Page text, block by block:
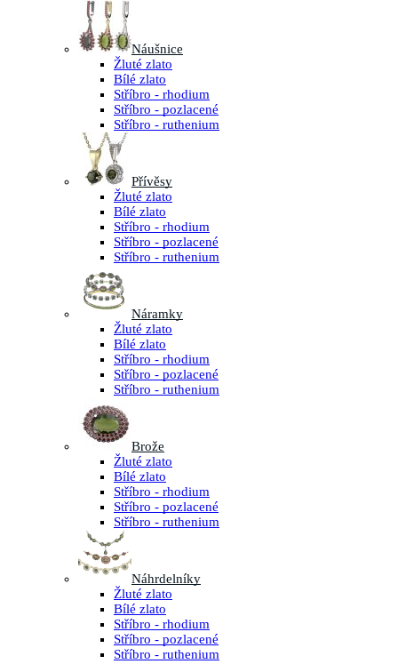
Náušnice
Žluté zlato
Bílé zlato
Stříbro - rhodium
Stříbro - pozlacené
Stříbro - ruthenium
Přívěsy
Žluté zlato
Bílé zlato
Stříbro - rhodium
Stříbro - pozlacené
Stříbro - ruthenium
Náramky
Žluté zlato
Bílé zlato
Stříbro - rhodium
Stříbro - pozlacené
Stříbro - ruthenium
Brože
Žluté zlato
Bílé zlato
Stříbro - rhodium
Stříbro - pozlacené
Stříbro - ruthenium
Náhrdelníky
Žluté zlato
Bílé zlato
Stříbro - rhodium
Stříbro - pozlacené
Stříbro - ruthenium